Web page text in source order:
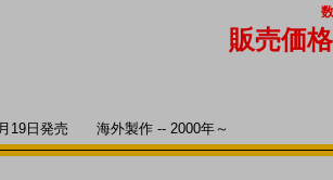
販売価
19日発売 海外製作 -- 2000年～